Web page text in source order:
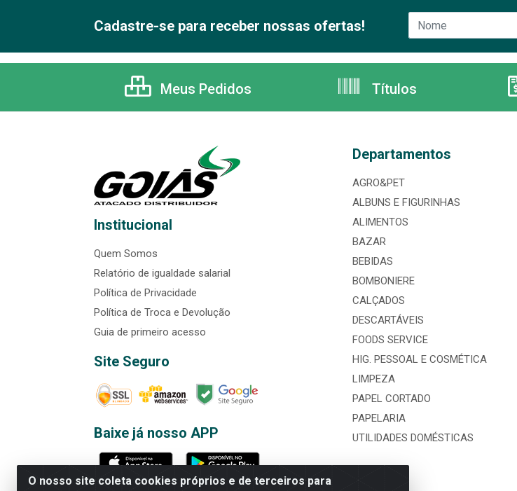
O nosso site coleta cookies próprios e de terceiros para
Cadastre-se para receber nossas ofertas!
Meus Pedidos Títulos
Institucional
Quem Somos
Relatório de igualdade salarial
Política de Privacidade
Política de Troca e Devolução
Guia de primeiro acesso
Site Seguro
Baixe já nosso APP
Departamentos
AGRO&PET
ALBUNS E FIGURINHAS
ALIMENTOS
BAZAR
BEBIDAS
BOMBONIERE
CALÇADOS
DESCARTÁVEIS
FOODS SERVICE
HIG. PESSOAL E COSMÉTICA
LIMPEZA
PAPEL CORTADO
PAPELARIA
UTILIDADES DOMÉSTICAS